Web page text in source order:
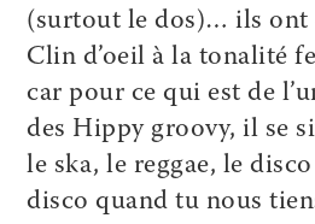
(surtout le dos)… ils ont
Clin d’oeil à la tonalité
car pour ce qui est de
des Hippy groovy, il se
le ska, le reggae, le
disco quand tu nous